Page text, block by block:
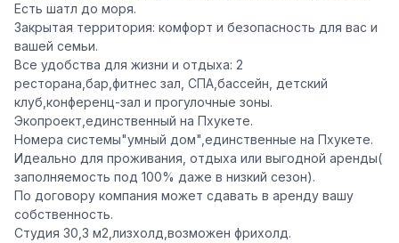
Есть шатл до моря.
Закрытая территория: комфорт и безопасность для вас и
вашей семьи.
Все удобства для жизни и отдыха: 2
ресторана,бар,фитнес зал, СПА,бассейн, детский
клуб,конференц-зал и прогулочные зоны.
Экопроект,единственный на Пхукете.
Номера системы"умный дом",единственные на Пхукете.
Идеально для проживания, отдыха или выгодной аренды(
заполняемость под 100% даже в низкий сезон).
По договору компания может сдавать в аренду вашу
собственность.
Студия 30,3 м2,лизхолд,возможен фрихолд.